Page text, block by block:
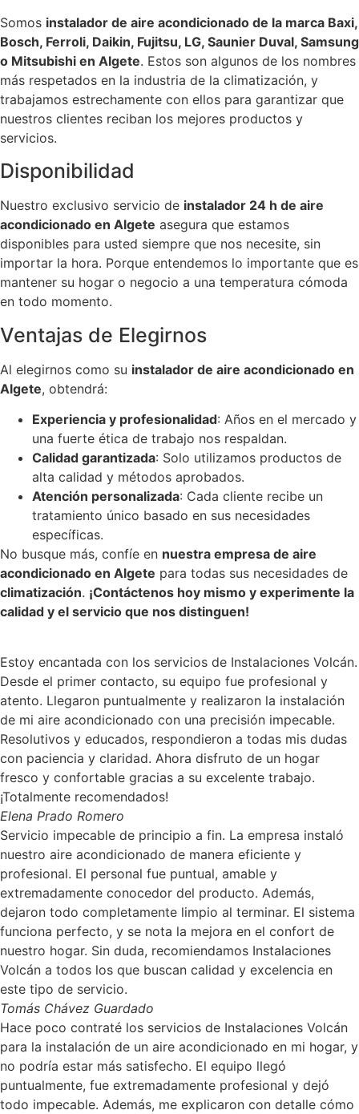
Somos instalador de aire acondicionado de la marca Baxi,
Bosch, Ferroli, Daikin, Fujitsu, LG, Saunier Duval, Samsung
o Mitsubishi en Algete. Estos son algunos de los nombres
más respetados en la industria de la climatización, y
trabajamos estrechamente con ellos para garantizar que
nuestros clientes reciban los mejores productos y
servicios.
Disponibilidad
Nuestro exclusivo servicio de instalador 24 h de aire
acondicionado en Algete asegura que estamos
disponibles para usted siempre que nos necesite, sin
importar la hora. Porque entendemos lo importante que es
mantener su hogar o negocio a una temperatura cómoda
en todo momento.
Ventajas de Elegirnos
Al elegirnos como su instalador de aire acondicionado en
Algete, obtendrá:
Experiencia y profesionalidad: Años en el mercado y
una fuerte ética de trabajo nos respaldan.
Calidad garantizada: Solo utilizamos productos de
alta calidad y métodos aprobados.
Atención personalizada: Cada cliente recibe un
tratamiento único basado en sus necesidades
específicas.
No busque más, confíe en nuestra empresa de aire
acondicionado en Algete para todas sus necesidades de
climatización. ¡Contáctenos hoy mismo y experimente la
calidad y el servicio que nos distinguen!
Estoy encantada con los servicios de Instalaciones Volcán.
Desde el primer contacto, su equipo fue profesional y
atento. Llegaron puntualmente y realizaron la instalación
de mi aire acondicionado con una precisión impecable.
Resolutivos y educados, respondieron a todas mis dudas
con paciencia y claridad. Ahora disfruto de un hogar
fresco y confortable gracias a su excelente trabajo.
¡Totalmente recomendados!
Elena Prado Romero
Servicio impecable de principio a fin. La empresa instaló
nuestro aire acondicionado de manera eficiente y
profesional. El personal fue puntual, amable y
extremadamente conocedor del producto. Además,
dejaron todo completamente limpio al terminar. El sistema
funciona perfecto, y se nota la mejora en el confort de
nuestro hogar. Sin duda, recomiendamos Instalaciones
Volcán a todos los que buscan calidad y excelencia en
este tipo de servicio.
Tomás Chávez Guardado
Hace poco contraté los servicios de Instalaciones Volcán
para la instalación de un aire acondicionado en mi hogar, y
no podría estar más satisfecho. El equipo llegó
puntualmente, fue extremadamente profesional y dejó
todo impecable. Además, me explicaron con detalle cómo